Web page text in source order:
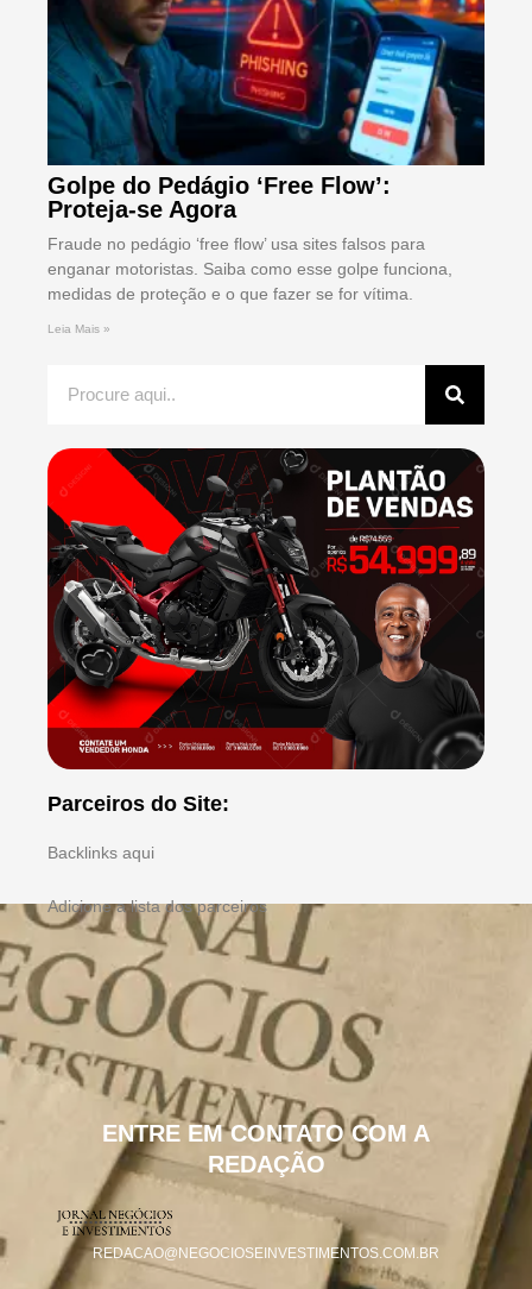
Golpe do Pedágio ‘Free Flow’:
Proteja-se Agora
Fraude no pedágio ‘free flow’ usa sites falsos para
enganar motoristas. Saiba como esse golpe funciona,
medidas de proteção e o que fazer se for vítima.
Leia Mais »
Parceiros do Site:
Backlinks aqui
Adicione a lista dos parceiros
ENTRE EM CONTATO COM A
REDAÇÃO
REDACAO@NEGOCIOSEINVESTIMENTOS.COM.BR